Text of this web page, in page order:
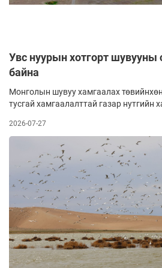
Увс нуурын хотгорт шувууны
байна
Монголын шувуу хамгаалах
тусгай хамгаалалттай газар нутгийн
шувуудын судалгаа хийж байна.
2026-07-27